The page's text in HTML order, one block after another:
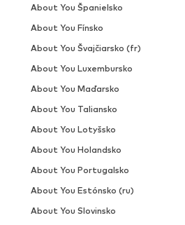
About You Španielsko
About You Fínsko
About You Švajčiarsko (fr)
About You Luxembursko
About You Maďarsko
About You Taliansko
About You Lotyšsko
About You Holandsko
About You Portugalsko
About You Estónsko (ru)
About You Slovinsko